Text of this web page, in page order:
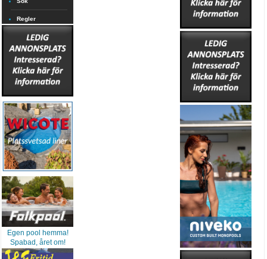
Regler
Egen pool hemma!
Spabad, året om!